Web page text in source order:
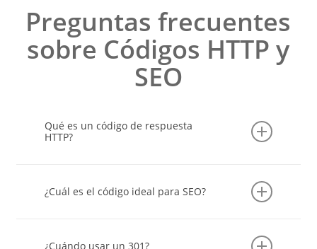
Preguntas frecuentes
sobre Códigos HTTP y
SEO
Qué es un código de respuesta
HTTP?
servidor a la solicitud de un usuario o de un
¿Cuál es el código ideal para SEO?
correctamente. Es el código que siempre
¿Cuándo usar un 301?